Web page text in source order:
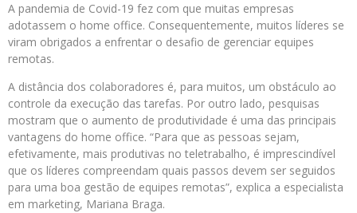
A pandemia de Covid-19 fez com que muitas empresas
adotassem o home office. Consequentemente, muitos líderes se
viram obrigados a enfrentar o desafio de gerenciar equipes
remotas.
A distância dos colaboradores é, para muitos, um obstáculo ao
controle da execução das tarefas. Por outro lado, pesquisas
mostram que o aumento de produtividade é uma das principais
vantagens do home office. “Para que as pessoas sejam,
efetivamente, mais produtivas no teletrabalho, é imprescindível
que os líderes compreendam quais passos devem ser seguidos
para uma boa gestão de equipes remotas”, explica a especialista
em marketing, Mariana Braga.